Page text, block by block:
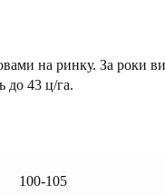
на ринку. За роки
до 43 ц/га.
100-105